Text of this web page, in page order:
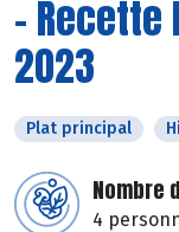
- Recette
2023
Plat principal
Nombre
4